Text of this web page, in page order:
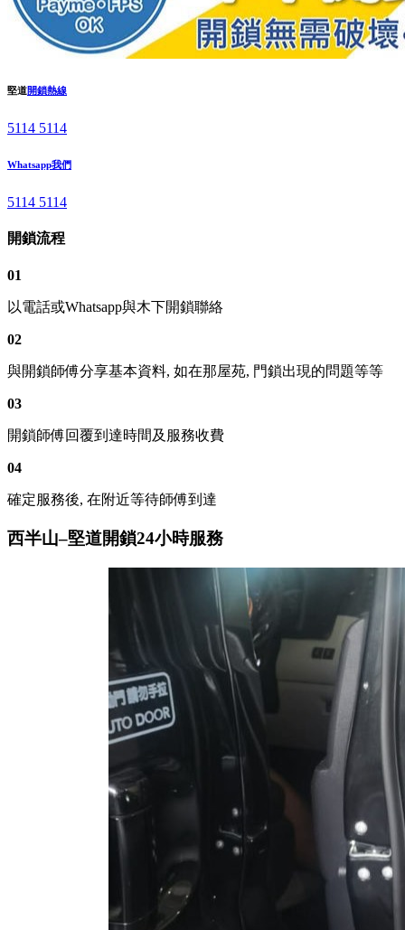
堅道開鎖熱線
5114 5114
Whatsapp我們
5114 5114
開鎖流程
01
以電話或Whatsapp與木下開鎖聯絡
02
與開鎖師傅分享基本資料, 如在那屋苑, 門鎖出現的問題等等
03
開鎖師傅回覆到達時間及服務收費
04
確定服務後, 在附近等待師傅到達
西半山–堅道開鎖24小時服務